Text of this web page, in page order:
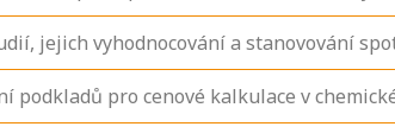
jejich vyhodnocování a stanovování
podkladů pro cenové kalkulace v